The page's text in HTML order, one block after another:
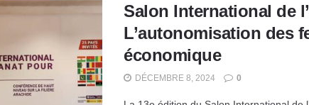
Salon International de
L’autonomisation des
économique
DÉCEMBRE 8, 2024 0